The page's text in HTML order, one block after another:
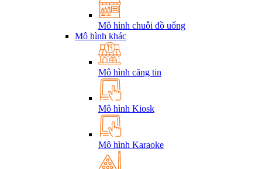
Mô hình chuỗi đồ uống
Mô hình khác
Mô hình căng tin
Mô hình Kiosk
Mô hình Karaoke